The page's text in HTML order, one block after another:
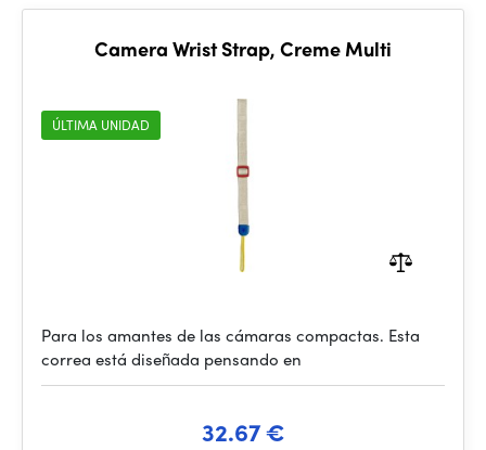
Camera Wrist Strap, Creme Multi
ÚLTIMA UNIDAD
Para los amantes de las cámaras compactas. Esta
correa está diseñada pensando en
32.67 €